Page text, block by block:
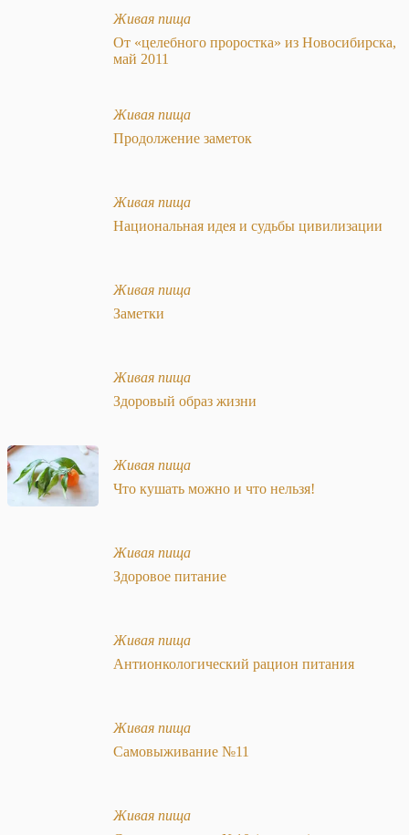
Живая пища
От «целебного проростка» из Новосибирска,
май 2011
Живая пища
Продолжение заметок
Живая пища
Национальная идея и судьбы цивилизации
Живая пища
Заметки
Живая пища
Здоровый образ жизни
Живая пища
Что кушать можно и что нельзя!
Живая пища
Здоровое питание
Живая пища
Антионкологический рацион питания
Живая пища
Самовыживание №11
Живая пища